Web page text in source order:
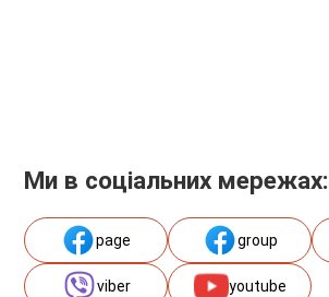
Ми в соціальних мережах:
page group
viber youtube